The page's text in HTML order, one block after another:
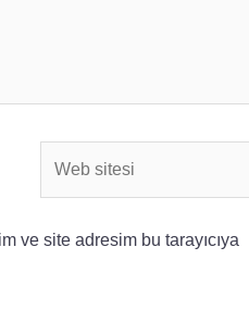
ve site adresim bu tarayıcıya